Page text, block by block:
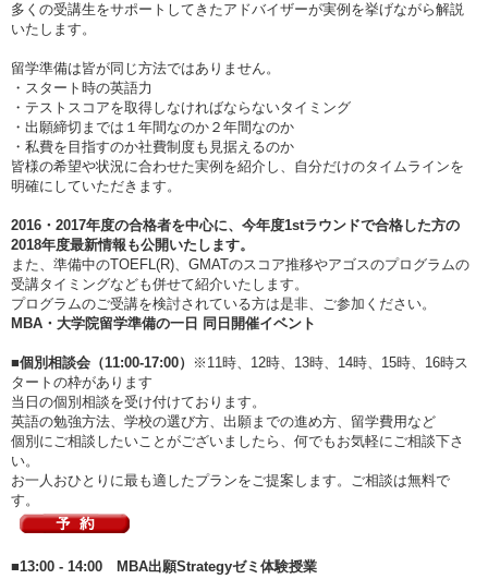
多くの受講生をサポートしてきたアドバイザーが実例を挙げながら解説
いたします。
留学準備は皆が同じ方法ではありません。
・スタート時の英語力
・テストスコアを取得しなければならないタイミング
・出願締切までは１年間なのか２年間なのか
・私費を目指すのか社費制度も見据えるのか
皆様の希望や状況に合わせた実例を紹介し、自分だけのタイムラインを
明確にしていただきます。
2016・2017年度の合格者を中心に、今年度1stラウンドで合格した方の
2018年度最新情報も公開いたします。
また、準備中のTOEFL(R)、GMATのスコア推移やアゴスのプログラムの
受講タイミングなども併せて紹介いたします。
プログラムのご受講を検討されている方は是非、ご参加ください。
MBA・大学院留学準備の一日 同日開催イベント
■個別相談会（11:00-17:00）
※11時、12時、13時、14時、15時、16時ス
タートの枠があります
当日の個別相談を受け付けております。
英語の勉強方法、学校の選び方、出願までの進め方、留学費用など
個別にご相談したいことがございましたら、何でもお気軽にご相談下さ
い。
お一人おひとりに最も適したプランをご提案します。ご相談は無料で
す。
■13:00 - 14:00 MBA出願Strategyゼミ体験授業